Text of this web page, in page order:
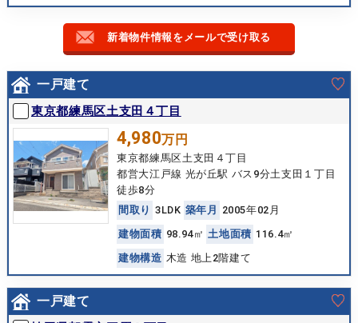
新着物件情報をメールで受け取る
一戸建て
東京都練馬区土支田４丁目
4,980万円
東京都練馬区土支田４丁目
都営大江戸線 光が丘駅 バス9分土支田１丁目
徒歩8分
間 取 り 3LDK 築年 月
2005年02月
建物面積 98.94㎡ 土地面積 116.4㎡
建物構造 木造 地上2階建て
一戸建て